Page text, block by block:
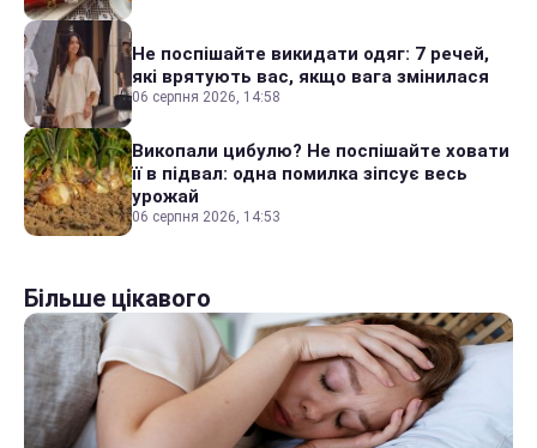
Не поспішайте викидати одяг: 7 речей,
які врятують вас, якщо вага змінилася
06 серпня 2026, 14:58
Викопали цибулю? Не поспішайте ховати
її в підвал: одна помилка зіпсує весь
урожай
06 серпня 2026, 14:53
Більше цікавого